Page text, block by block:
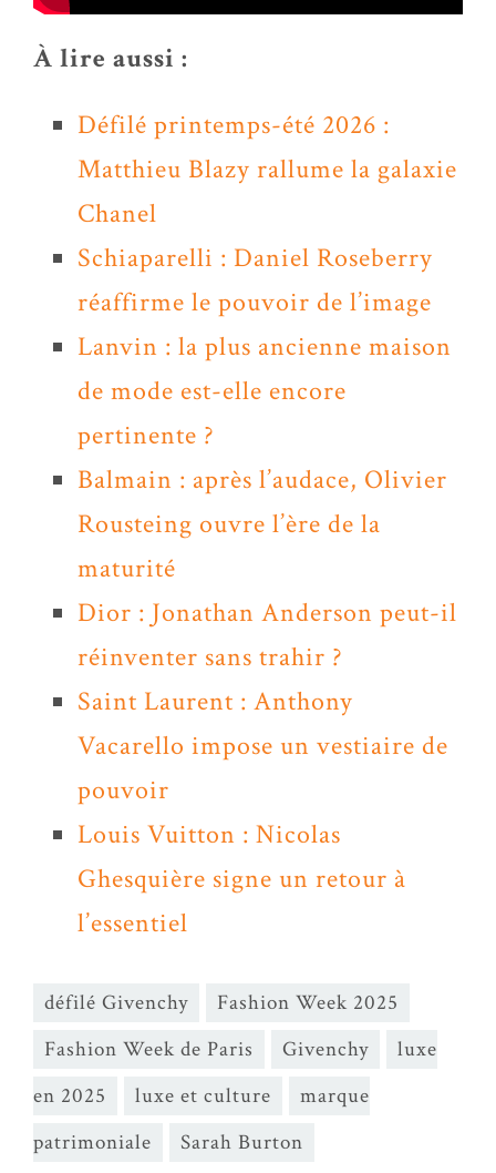
À lire aussi :
Défilé printemps-été 2026 :
Matthieu Blazy rallume la galaxie
Chanel
Schiaparelli : Daniel Roseberry
réaffirme le pouvoir de l’image
Lanvin : la plus ancienne maison
de mode est-elle encore
pertinente ?
Balmain : après l’audace, Olivier
Rousteing ouvre l’ère de la
maturité
Dior : Jonathan Anderson peut-il
réinventer sans trahir ?
Saint Laurent : Anthony
Vacarello impose un vestiaire de
pouvoir
Louis Vuitton : Nicolas
Ghesquière signe un retour à
l’essentiel
défilé Givenchy
Fashion Week 2025
Fashion Week de Paris
Givenchy
luxe
en 2025
luxe et culture
marque
patrimoniale
Sarah Burton